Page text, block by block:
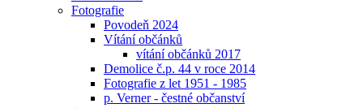
Fotografie
Povodeň 2024
Vítání občánků
vítání občánků 2017
Demolice č.p. 44 v roce 2014
Fotografie z let 1951 - 1985
p. Verner - čestné občanství